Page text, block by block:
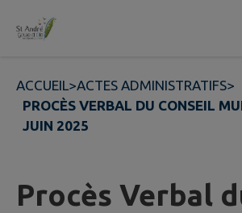
Contenu
ACCUEIL>ACTES ADMINISTRATIFS>
PROCÈS VERBAL DU CONSEIL
JUIN 2025
Procès Verbal